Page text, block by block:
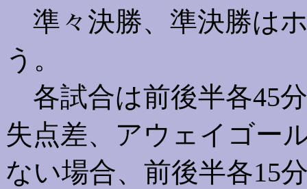
準々決勝、準決勝は
う。
各試合は前後半各45
失点差、アウェイゴー
ない場合、前後半各15